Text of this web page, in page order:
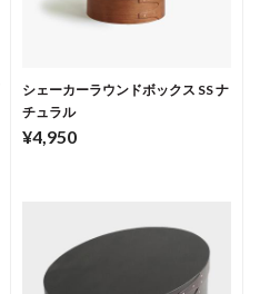
シェーカーラウンドボックス SS ナ
チュラル
¥4,950